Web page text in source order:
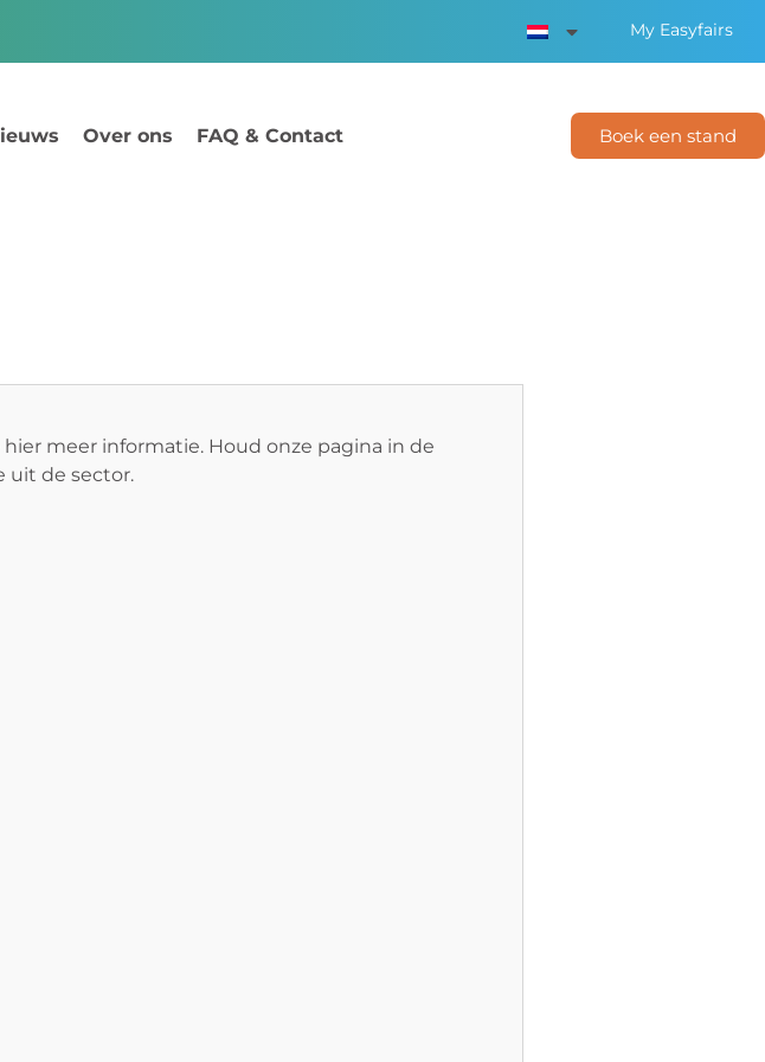
My Easyfairs
Over ons FAQ & Contact Boek een stand
meer informatie. Houd onze pagina in de
uit de sector.